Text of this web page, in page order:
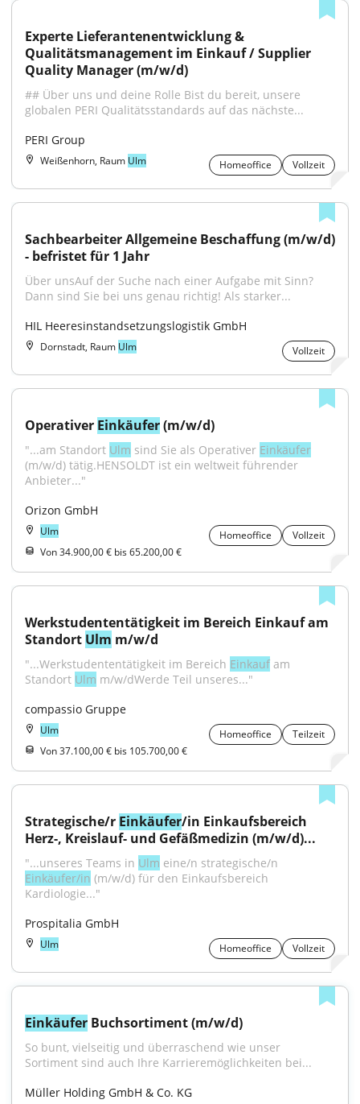
Experte Lieferantenentwicklung &
Qualitätsmanagement im Einkauf / Supplier
Quality Manager (m/w/d)
## Über uns und deine Rolle Bist du bereit, unsere
globalen PERI Qualitätsstandards auf das nächste...
PERI Group
Weißenhorn, Raum Ulm Homeoffice Vollzeit
Sachbearbeiter Allgemeine Beschaffung (m/w/d)
- befristet für 1 Jahr
Über unsAuf der Suche nach einer Aufgabe mit Sinn?
Dann sind Sie bei uns genau richtig! Als starker...
HIL Heeresinstandsetzungslogistik GmbH
Dornstadt, Raum Ulm Vollzeit
Operativer Einkäufer (m/w/d)
"...am Standort Ulm sind Sie als Operativer Einkäufer
(m/w/d) tätig.HENSOLDT ist ein weltweit führender
Anbieter..."
Orizon GmbH
Ulm Homeoffice
Vollzeit
Von 34.900,00 € bis 65.200,00 €
Werkstudententätigkeit im Bereich Einkauf am
Standort Ulm m/w/d
"...Werkstudententätigkeit im Bereich Einkauf am
Standort Ulm m/w/dWerde Teil unseres..."
compassio Gruppe
Ulm Homeoffice
Teilzeit
Von 37.100,00 € bis 105.700,00 €
Strategische/r Einkäufer/in Einkaufsbereich
Herz-, Kreislauf- und Gefäßmedizin (m/w/d)...
"...unseres Teams in Ulm
Einkäufer/in (m/w/d) für den Einkaufsbereich
Kardiologie..."
Prospitalia GmbH
Ulm Homeoffice Vollzeit
Einkäufer Buchsortiment (m/w/d)
So bunt, vielseitig und überraschend wie unser
Sortiment sind auch Ihre Karrieremöglichkeiten bei...
Müller Holding GmbH & Co. KG